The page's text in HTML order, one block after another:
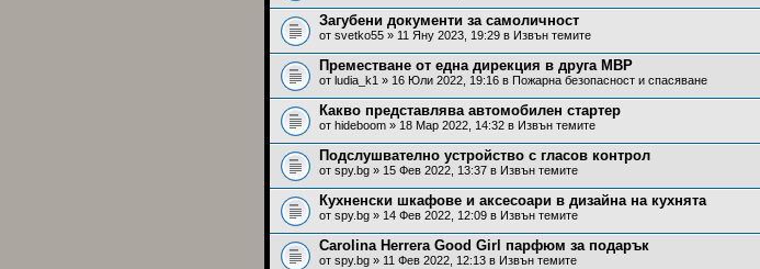
Загубени документи за самоличност
от svetko55 » 11 Яну 2023, 19:29 в Извън темите
Преместване от една дирекция в друга МВР
от ludia_k1 » 16 Юли 2022, 19:16 в Пожарна безопасност и спасяване
Какво представлява автомобилен стартер
от hideboom » 18 Мар 2022, 14:32 в Извън темите
Подслушвателно устройство с гласов контрол
от spy.bg » 15 Фев 2022, 13:37 в Извън темите
Кухненски шкафове и аксесоари в дизайна на кухнята
от spy.bg » 14 Фев 2022, 12:09 в Извън темите
Carolina Herrera Good Girl парфюм за подарък
от spy.bg » 11 Фев 2022, 12:13 в Извън темите